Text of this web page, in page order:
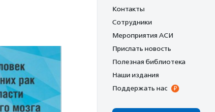
Контакты
Сотрудники
Мероприятия АСИ
Прислать новость
Полезная библиотека
Наши издания
Поддержать нас